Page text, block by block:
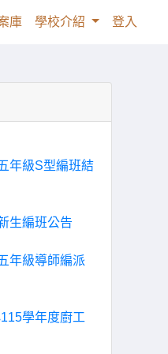
庫 學校介紹 登入
年級S型編班結
生編班公告
年級導師編派
學年度廚工